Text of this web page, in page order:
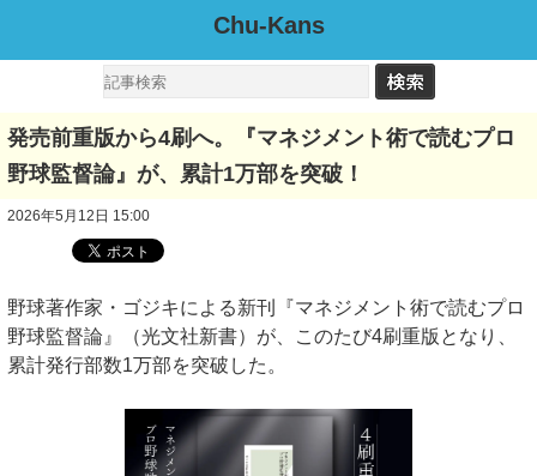
Chu-Kans
発売前重版から4刷へ。『マネジメント術で読むプロ
野球監督論』が、累計1万部を突破！
2026年5月12日 15:00
野球著作家・ゴジキによる新刊『マネジメント術で読むプロ
野球監督論』（光文社新書）が、このたび4刷重版となり、
累計発行部数1万部を突破した。